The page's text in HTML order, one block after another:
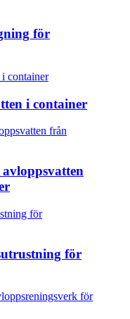
för
i container
för